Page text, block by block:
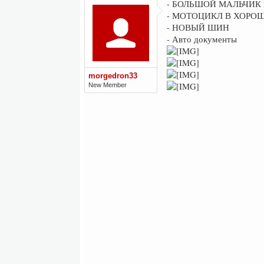
morgedron33
New Member
- БОЛЬШОЙ МАЛЬЧИК
- МОТОЦИКЛ В
- НОВЫЙ ШИН
- Авто документы